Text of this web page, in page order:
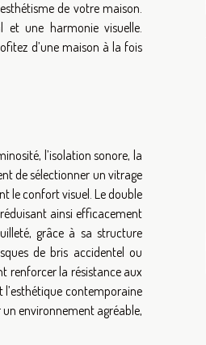
de votre maison.
et une harmonie visuelle.
d’une maison à la fois
l’isolation sonore, la
de sélectionner un vitrage
le confort visuel. Le double
ainsi efficacement
grâce à sa structure
de bris accidentel ou
renforcer la résistance aux
contemporaine
environnement agréable,